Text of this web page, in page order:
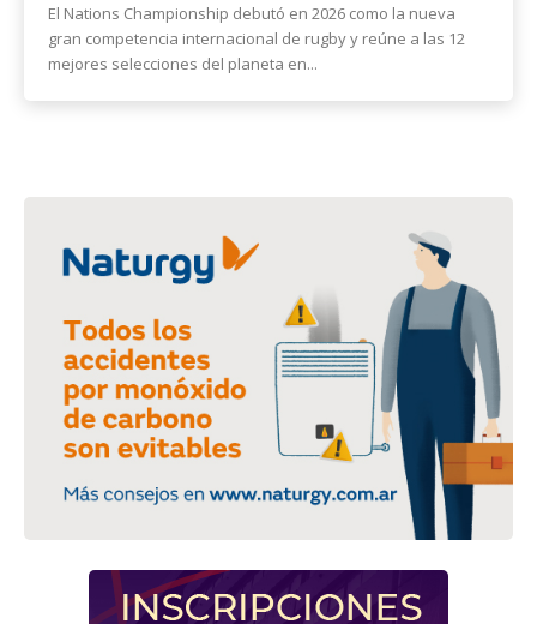
El Nations Championship debutó en 2026 como la nueva
gran competencia internacional de rugby y reúne a las 12
mejores selecciones del planeta en...